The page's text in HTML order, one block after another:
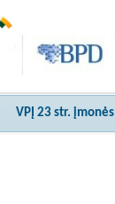
VPĮ 23 str. įmonės